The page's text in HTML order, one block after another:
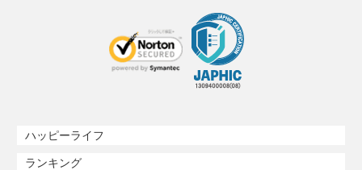
ハッピーライフ
ランキング